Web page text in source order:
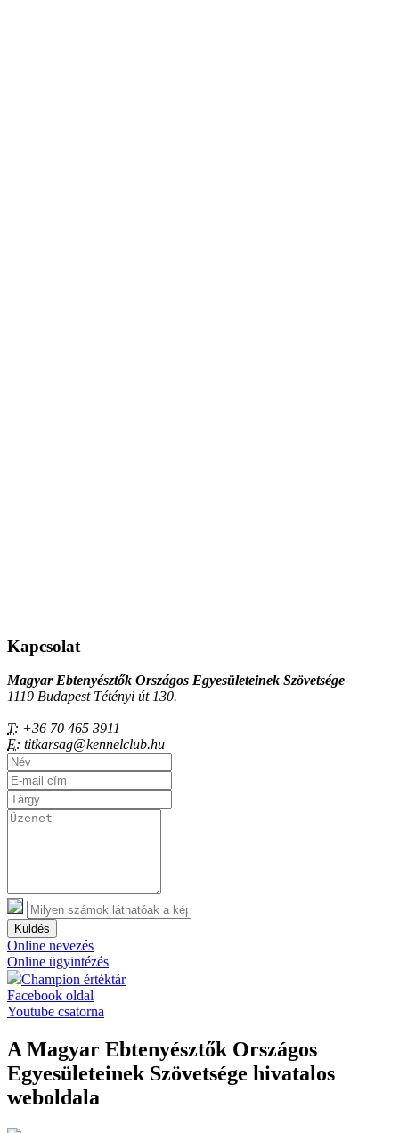
Kapcsolat
Magyar Ebtenyésztők Országos Egyesületeinek Szövetsége
1119 Budapest Tétényi út 130.
T: +36 70 465 3911
E: titkarsag@kennelclub.hu
Küldés
Online nevezés
Online ügyintézés
Champion értéktár
Facebook oldal
Youtube csatorna
A Magyar Ebtenyésztők Országos
Egyesületeinek Szövetsége hivatalos
weboldala